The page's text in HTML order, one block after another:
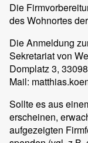
Die
des Wohnortes
Die Anmeldung
Sekretariat von
Domplatz 3,
Mail:
Sollte es aus
erscheinen,
aufgezeigten